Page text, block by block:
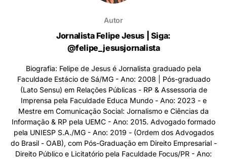
Autor
Jornalista Felipe Jesus | Siga:
@felipe_jesusjornalista
Biografia: Felipe de Jesus é Jornalista graduado pela
Faculdade Estácio de Sá/MG - Ano: 2008 | Pós-graduado
(Lato Sensu) em Relações Públicas - RP & Assessoria de
Imprensa pela Faculdade Educa Mundo - Ano: 2023 - e
Mestre em Comunicação Social: Jornalismo e Ciências da
Informação & RP pela UEMC - Ano: 2015. Advogado formado
pela UNIESP S.A./MG - Ano: 2019 - (Ordem dos Advogados
do Brasil - OAB), com Pós-Graduação em Direito Empresarial -
Direito Público e Licitatório pela Faculdade Focus/PR - Ano: